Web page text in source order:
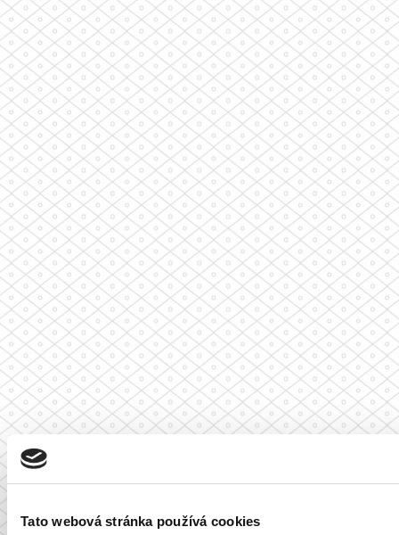
Tato webová stránka používá cookies